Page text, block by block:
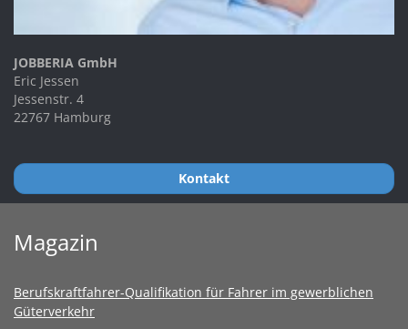
JOBBERIA GmbH
Eric Jessen
Jessenstr. 4
22767 Hamburg
Kontakt
Magazin
Berufskraftfahrer-Qualifikation für Fahrer im gewerblichen
Güterverkehr